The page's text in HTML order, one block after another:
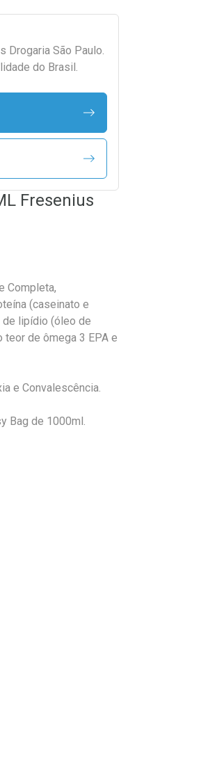
Drogaria São Paulo.
do Brasil.
Fresenius
Completa,
(caseinato e
de lipídio (óleo de
de ômega 3 EPA e
e Convalescência.
Bag de 1000ml.